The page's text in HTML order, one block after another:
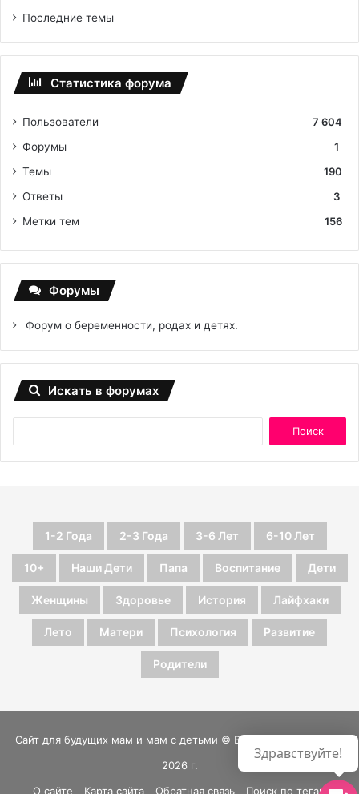
Последние темы
Статистика форума
Пользователи
7 604
Форумы
1
Темы
190
Ответы
3
Метки тем
156
Форумы
Форум о беременности, родах и детях.
Искать в форумах
1-2 Года 2-3 Года 3-6 Лет 6-10 Лет
10+ Наши Дети Папа Воспитание Дети
Женщины Здоровье История Лайфхаки
Лето Матери Психология Развитие
Родители
Сайт для будущих мам и мам с детьми © Все права защищены
2026 г.
О сайте
Карта сайта Обратная связь Поиск по тегам
Здравствуйте!